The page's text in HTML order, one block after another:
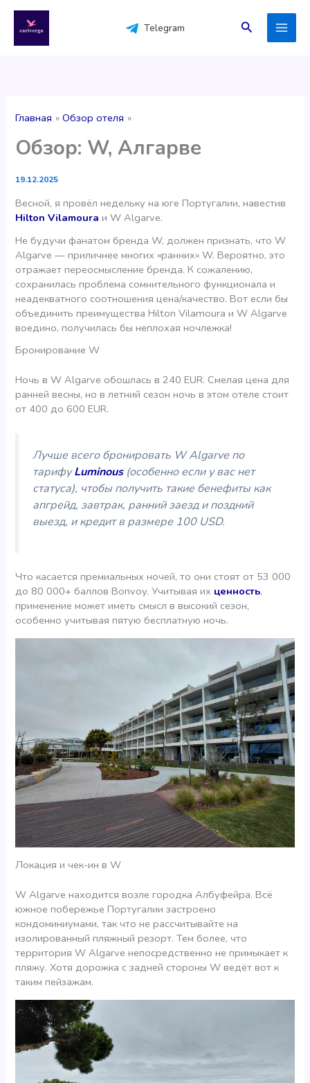
содержимому
Telegram Поиск
Главная Обзор отеля
Обзор: W, Алгарве
19.12.2025
Весной, я провёл недельку на юге Португалии, навестив
Hilton Vilamoura и W Algarve.
Не будучи фанатом бренда W, должен признать, что W
Algarve — приличнее многих «ранних» W. Вероятно, это
отражает переосмысление бренда. К сожалению,
сохранилась проблема сомнительного функционала и
неадекватного соотношения цена/качество. Вот если бы
объединить преимущества Hilton Vilamoura и W Algarve
воедино, получилась бы неплохая ночлежка!
Бронирование W
Ночь в W Algarve обошлась в 240 EUR. Смелая цена для
ранней весны, но в летний сезон ночь в этом отеле стоит
от 400 до 600 EUR.
Лучше всегобронировать W Algarve по
тарифуLuminous(особенно если у вас нет
статуса), чтобы получить такие бенефиты как
апгрейд, завтрак, ранний заезд и поздний
выезд, и кредит в размере 100 USD.
Что касается премиальных ночей, то они стоят от 53 000
до 80 000+ баллов Bonvoy. Учитывая их ценность,
применение может иметь смысл в высокий сезон,
особенно учитывая пятую бесплатную ночь.
Локация и чек-ин в W
W Algarve находится возле городка Албуфейра. Всё
южное побережье Португалии застроено
кондоминиумами, так что не рассчитывайте на
изолированный пляжный резорт. Тем более, что
территория W Algarve непосредственно не примыкает к
пляжу. Хотя дорожка с задней стороны W ведёт вот к
таким пейзажам.